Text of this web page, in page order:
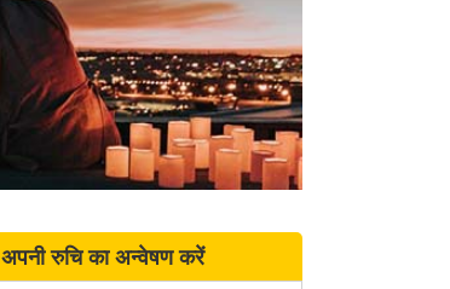
अपनी रुचि का अन्वेषण करें